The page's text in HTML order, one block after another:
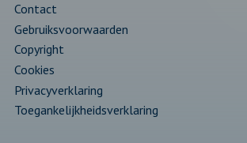
Contact
Gebruiksvoorwaarden
Copyright
Cookies
Privacyverklaring
Toegankelijkheidsverklaring